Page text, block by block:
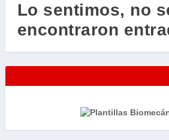
Lo sentimos, no
encontraron